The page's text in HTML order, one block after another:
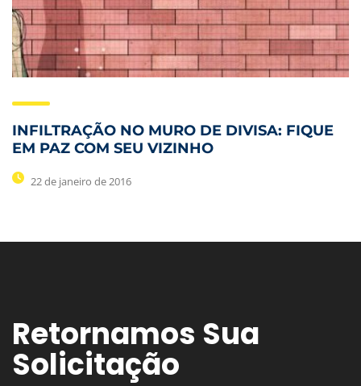
INFILTRAÇÃO NO MURO DE DIVISA: FIQUE
EM PAZ COM SEU VIZINHO
22 de janeiro de 2016
Retornamos Sua
Solicitação